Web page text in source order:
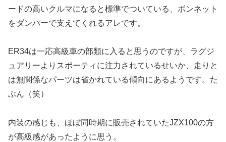
ードの高いクルマになると標準でついている、ボンネット
をダンパーで支えてくれるアレです。
ER34は一応高級車の部類に入ると思うのですが、ラグジ
ュアリーよりスポーティに注力されているせいか、走りと
は無関係なパーツは省かれている傾向にあるようです。た
ぶん（笑）
内装の感じも、ほぼ同時期に販売されていたJZX100の方
が高級感があったように思う。